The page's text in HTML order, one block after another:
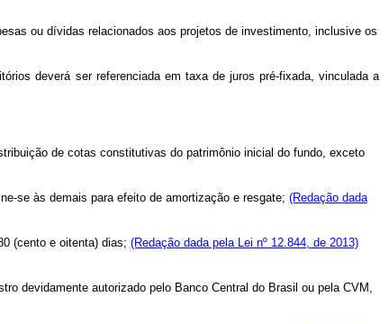
ou dívidas relacionados aos projetos de investimento, inclusive os
deverá ser referenciada em taxa de juros pré-fixada, vinculada a
de cotas constitutivas do patrimônio inicial do fundo, exceto
se às demais para efeito de amortização e resgate; (Redação dada
(cento e oitenta) dias; (Redação dada pela Lei nº 12.844, de 2013)
devidamente autorizado pelo Banco Central do Brasil ou pela CVM,